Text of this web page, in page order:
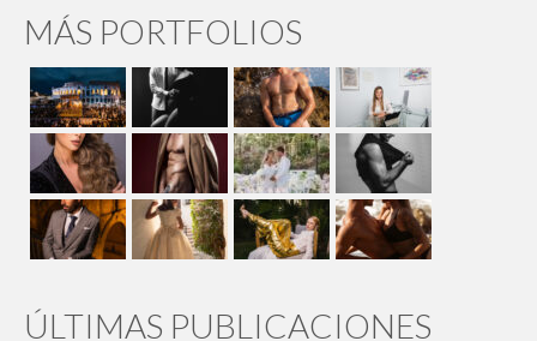
MÁS PORTFOLIOS
ÚLTIMAS PUBLICACIONES